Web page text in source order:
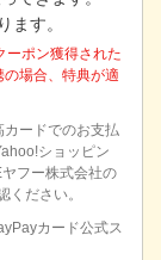
ます。
ーポン獲得された
場合、特典が適
ードでのお支払
ショッピン
フー株式会社の
ください。
カード公式ス